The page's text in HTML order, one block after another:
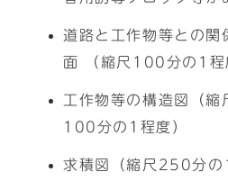
道路と工作物等との関
面 （縮尺100分の1程
工作物等の構造図（
100分の1程度）
求積図（縮尺250分の